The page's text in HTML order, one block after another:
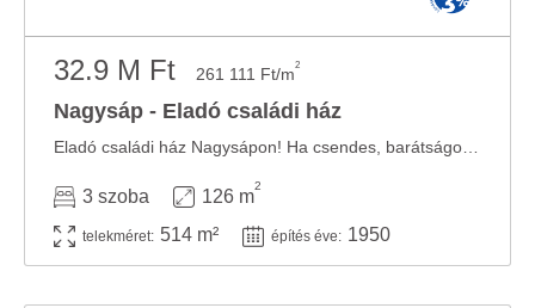
32.9 M Ft 261 111 Ft/m2
Nagysáp - Eladó családi ház
3 szoba 126 m
2
telekméret: 514 m² építés éve: 1950